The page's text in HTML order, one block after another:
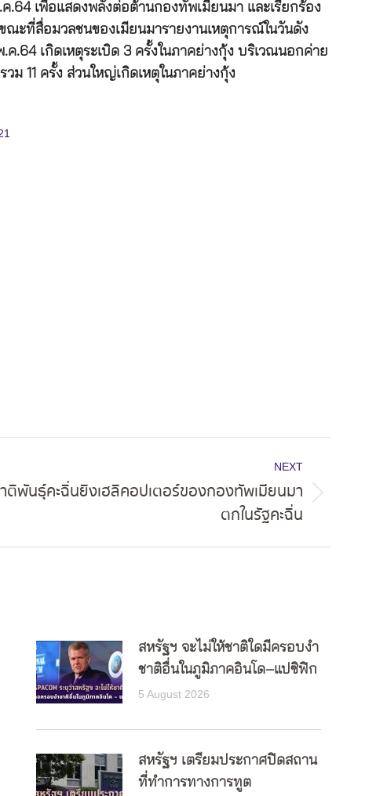
เพื่อแสดงพลังต่อต้านกองทัพเมียนมา และเรียกร้อง
ณะที่สื่อมวลชนของเมียนมารายงานเหตุการณ์ในวันดัง
.64 เกิดเหตุระเบิด 3 ครั้งในภาคย่างกุ้ง บริเวณนอกค่าย
11 ครั้ง ส่วนใหญ่เกิดเหตุในภาคย่างกุ้ง
NEXT
พันธุ์คะฉิ่นยิงเฮลิคอปเตอร์ของกองทัพเมียนมา
ตกในรัฐคะฉิ่น
สหรัฐฯ จะไม่ให้ชาติใดมีครอบงำ
ชาติอื่นในภูมิภาคอินโด–แปซิฟิก
5 August 2026
สหรัฐฯ เตรียมประกาศปิดสถาน
ที่ทำการทางการทูต